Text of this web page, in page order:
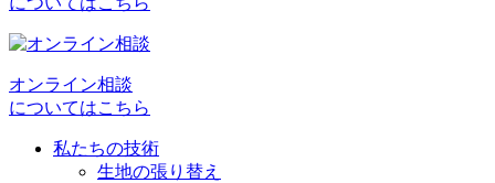
ビ
ー
オンライン相談
についてはこちら
私たちの技術
生地の張り替え